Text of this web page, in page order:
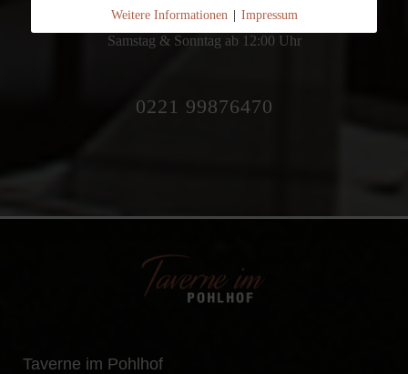
Montag - Freitag ab 16:00 Uhr
Samstag & Sonntag ab 12:00 Uhr
0221 99876470
Taverne im Pohlhof
Weitere Informationen | Impressum